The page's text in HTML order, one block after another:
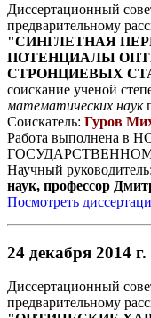
Диссертационный
предварительному
"СИНГЛЕТНАЯ
ПОТЕНЦИАЛЫ
СТРОНЦИЕВЫХ
соискание ученой
математических наук
Соискатель: Гуров
Работа выполнена
Научный руководитель:
наук, профессор
Посмотреть
24 декабря 2014 г.
Диссертационный
предварительному